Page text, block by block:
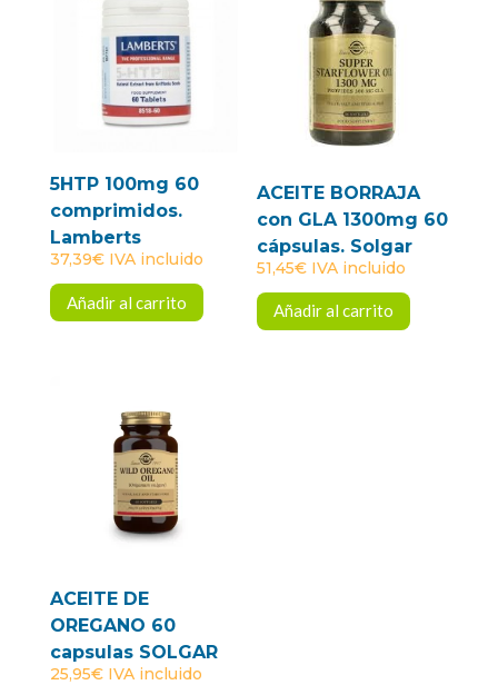
5HTP 100mg 60
comprimidos.
Lamberts
37,39€ IVA incluido
Añadir al carrito
ACEITE BORRAJA
con GLA 1300mg 60
cápsulas. Solgar
51,45€ IVA incluido
Añadir al carrito
ACEITE DE
OREGANO 60
capsulas SOLGAR
25,95€ IVA incluido